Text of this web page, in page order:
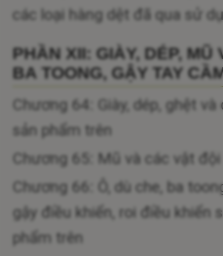
các loại hàng dệt đã qua sử
PHẦN XII: GIÀY, DÉP,
BA TOONG, GẬY TAY
Chương 64: Giày, dép, ghệt
sản phẩm trên
Chương 65: Mũ và các vật
Chương 66: Ô, dù che, ba
gậy điều khiển, roi điều khiển
phẩm trên